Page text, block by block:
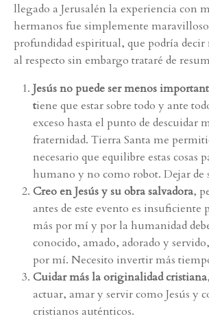
llegado a Jerusalén la experiencia con
hermanos fue simplemente
profundidad espiritual, que podría decir
al respecto sin embargo trataré de
Jesús no puede ser menos
tiene que estar sobre todo y ante
exceso hasta el punto de descuidar
fraternidad. Tierra Santa me
necesario que equilibre estas cosas
humano y no como robot. Dejar de
Creo en Jesús y su obra salvadora,
antes de este evento es insuficiente
más por mí y por la humanidad
conocido, amado, adorado y
por mí. Necesito invertir más
Cuidar más la originalidad cristiana
actuar, amar y servir como Jesús y
cristianos auténticos.